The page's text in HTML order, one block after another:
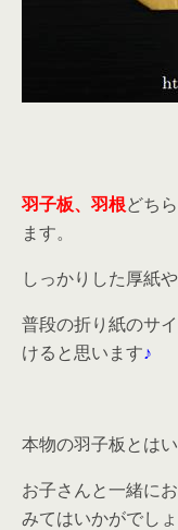
羽子板、羽根どち
ます。
しっかりした厚紙
普段の折り紙のサ
けると思います♪
本物の羽子板とはい
お子さんと一緒に
みてはいかがでし